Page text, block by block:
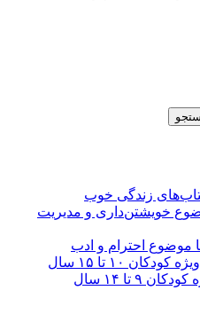
زندگی خوب
خویشتن‌داری و مدیریت
موضوع احترام و ادب
۱۰ تا ۱۵ سال
تا ۱۴ سال